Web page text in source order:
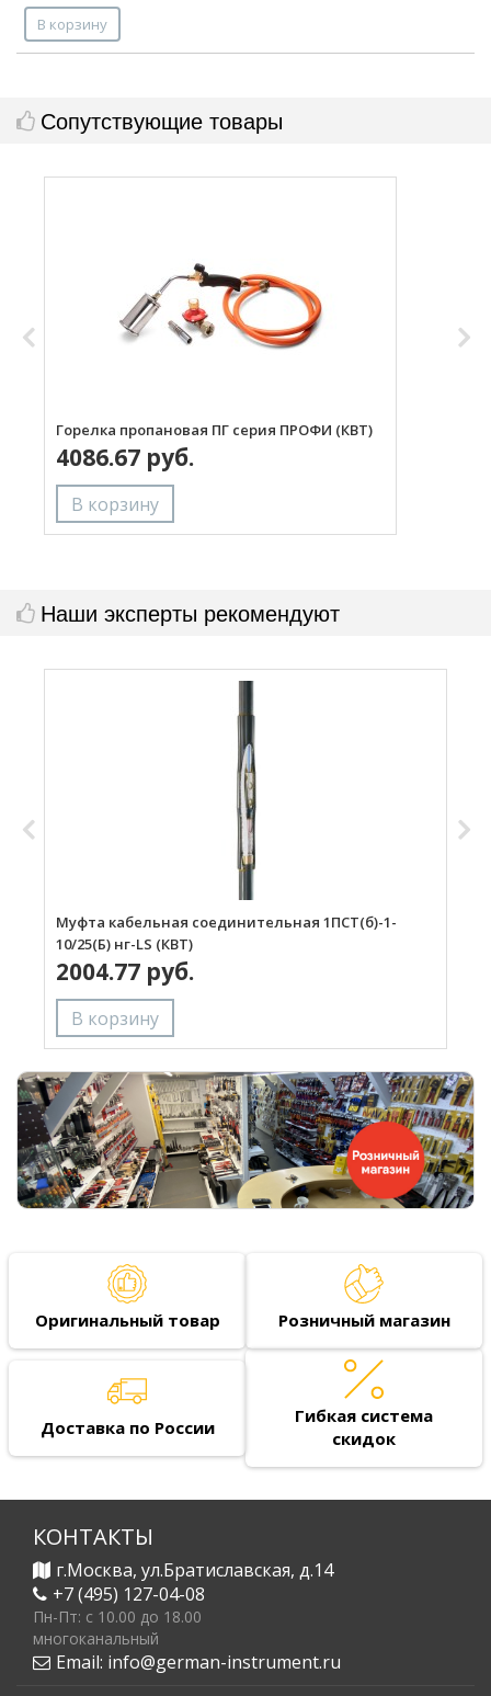
В корзину
Сопутствующие товары
Горелка пропановая ПГ серия ПРОФИ (КВТ)
4086.67 руб.
Наши эксперты рекомендуют
Муфта кабельная соединительная 1ПСТ(б)-1-
10/25(Б) нг-LS (КВТ)
2004.77 руб.
Оригинальный товар Розничный магазин
Доставка по России
Гибкая система
скидок
КОНТАКТЫ
г.Москва, ул.Братиславская, д.14
+7 (495) 127-04-08
Пн-Пт: c 10.00 до 18.00
многоканальный
Email: info@german-instrument.ru